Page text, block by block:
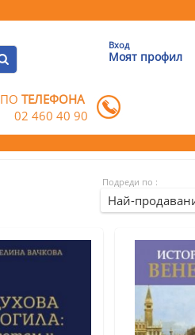
Вход
Моят профил
ПОТЕЛЕФОНА
02 460 40 90
Подреди по :